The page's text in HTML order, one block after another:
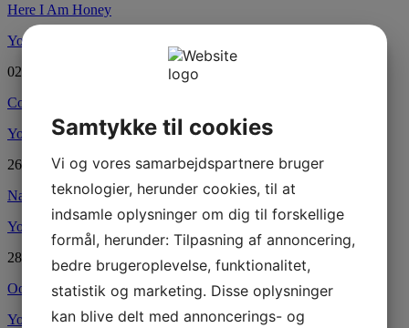
Here I Am Honey
YouTube
02.11.2023
Come Dance With Me
YouTube
26.10.2023
Natural
(Årsdans)
YouTube
28.09.2023
Ooh Boy
YouTube
Samtykke til cookies
Vi og vores samarbejdspartnere bruger
teknologier, herunder cookies, til at
indsamle oplysninger om dig til forskellige
formål, herunder: Tilpasning af annoncering,
bedre brugeroplevelse, funktionalitet,
statistik og marketing. Disse oplysninger
kan blive delt med annoncerings- og